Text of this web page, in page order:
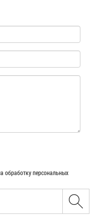
обработку персональных